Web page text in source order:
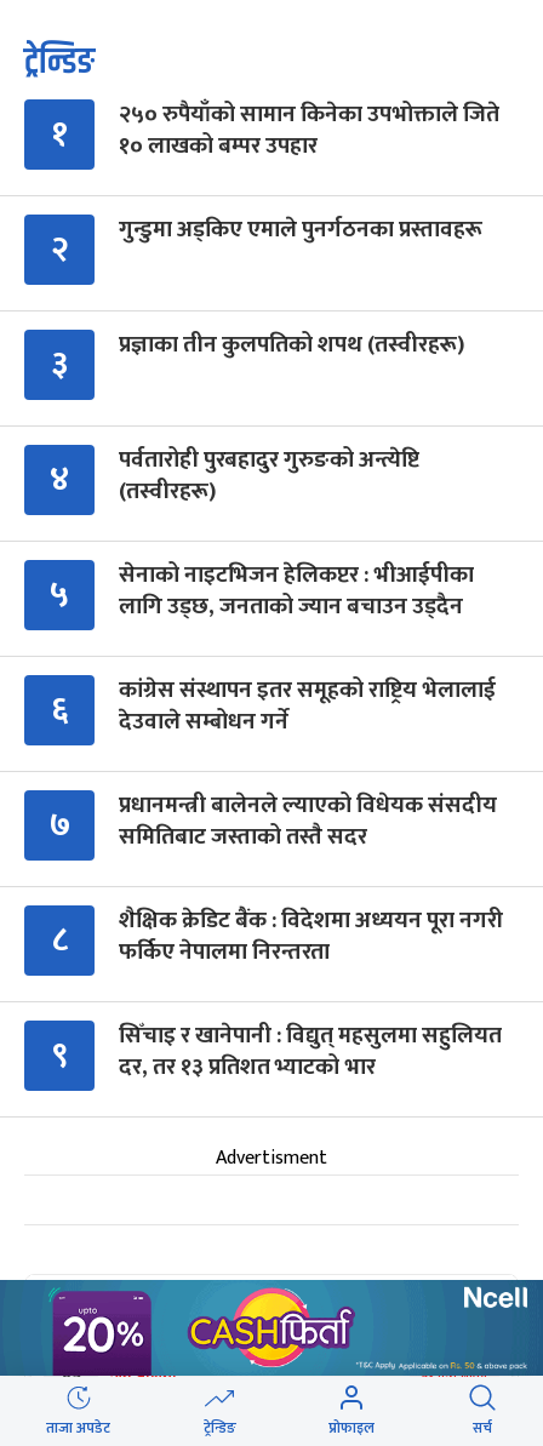
ट्रेन्डिङ
१
२५० रुपैयाँको सामान किनेका उपभोक्ताले जिते
१० लाखको बम्पर उपहार
२ गुन्डुमा अड्किए एमाले पुनर्गठनका प्रस्तावहरू
३ प्रज्ञाका तीन कुलपतिको शपथ (तस्वीरहरू)
४
पर्वतारोही पुरबहादुर गुरुङको अन्त्येष्टि
(तस्वीरहरू)
५
सेनाको नाइटभिजन हेलिकप्टर : भीआईपीका
लागि उड्छ, जनताको ज्यान बचाउन उड्दैन
६
कांग्रेस संस्थापन इतर समूहको राष्ट्रिय भेलालाई
देउवाले सम्बोधन गर्ने
७
प्रधानमन्त्री बालेनले ल्याएको विधेयक संसदीय
समितिबाट जस्ताको तस्तै सदर
८
शैक्षिक क्रेडिट बैंक : विदेशमा अध्ययन पूरा नगरी
फर्किए नेपालमा निरन्तरता
९
सिँचाइ र खानेपानी : विद्युत् महसुलमा सहुलियत
दर, तर १३ प्रतिशत भ्याटको भार
Advertisment
आगामी बिदाहरु
१२
शुक्र
जनै पूर्णिमा
Aug 28, 2026
२१ दिन बाँकी
ताजा अपडेट ट्रेन्डिङ प्रोफाइल सर्च